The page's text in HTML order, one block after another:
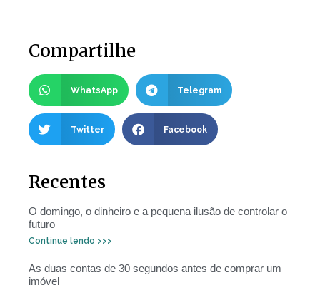
Compartilhe
WhatsApp Telegram
Twitter Facebook
Recentes
O domingo, o dinheiro e a pequena ilusão de controlar o
futuro
Continue lendo >>>
As duas contas de 30 segundos antes de comprar um
imóvel